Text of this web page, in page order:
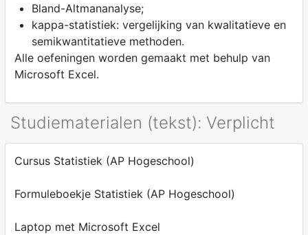
Bland-Altmananalyse;
kappa-statistiek: vergelijking van kwalitatieve en
semikwantitatieve methoden.
Alle oefeningen worden gemaakt met behulp van
Microsoft Excel.
Studiematerialen (tekst): Verplicht
Cursus Statistiek (AP Hogeschool)
Formuleboekje Statistiek (AP Hogeschool)
Laptop met Microsoft Excel